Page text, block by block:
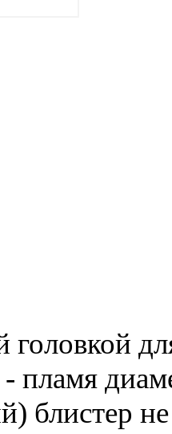
головкой
пламя
блистер